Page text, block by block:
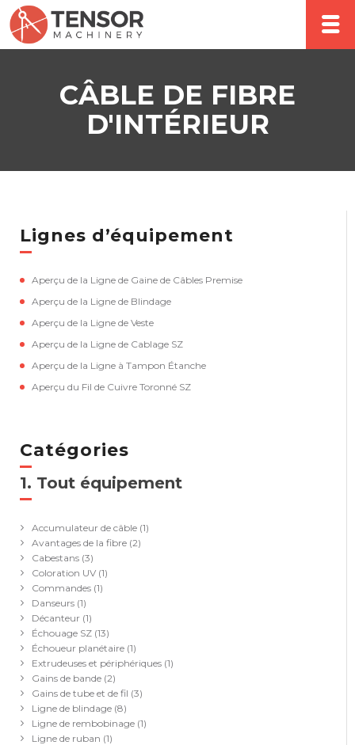
CÂBLE DE FIBRE
D'INTÉRIEUR
Lignes d’équipement
Aperçu de la Ligne de Gaine de Câbles Premise
Aperçu de la Ligne de Blindage
Aperçu de la Ligne de Veste
Aperçu de la Ligne de Cablage SZ
Aperçu de la Ligne à Tampon Étanche
Aperçu du Fil de Cuivre Toronné SZ
Catégories
1. Tout équipement
Accumulateur de câble (1)
Avantages de la fibre (2)
Cabestans (3)
Coloration UV (1)
Commandes (1)
Danseurs (1)
Décanteur (1)
Échouage SZ (13)
Échoueur planétaire (1)
Extrudeuses et périphériques (1)
Gains de bande (2)
Gains de tube et de fil (3)
Ligne de blindage (8)
Ligne de rembobinage (1)
Ligne de ruban (1)